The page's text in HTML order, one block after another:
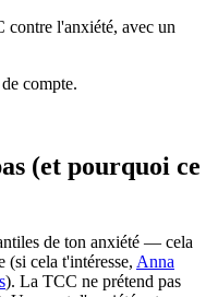
contre l'anxiété, avec un
compte.
(et pourquoi ce
de ton anxiété — cela
(si cela t'intéresse, Anna
). La TCC ne prétend pas